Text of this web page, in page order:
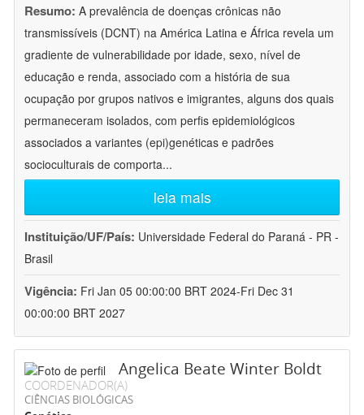
Resumo: A prevalência de doenças crônicas não
transmissíveis (DCNT) na América Latina e África revela um
gradiente de vulnerabilidade por idade, sexo, nível de
educação e renda, associado com a história de sua
ocupação por grupos nativos e imigrantes, alguns dos quais
permaneceram isolados, com perfis epidemiológicos
associados a variantes (epi)genéticas e padrões
socioculturais de comporta...
leia mais
Instituição/UF/País: Universidade Federal do Paraná - PR -
Brasil
Vigência: Fri Jan 05 00:00:00 BRT 2024-Fri Dec 31
00:00:00 BRT 2027
Angelica Beate Winter Boldt
COORDENADOR(A)
CIÊNCIAS BIOLÓGICAS